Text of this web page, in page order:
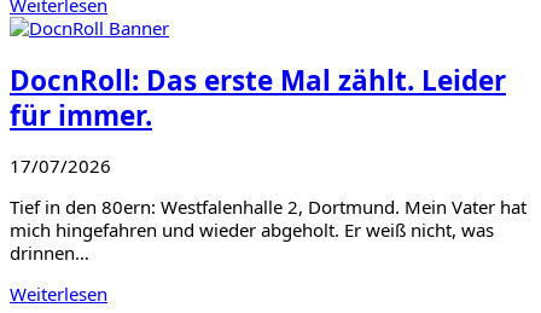
DocnRoll: Das erste Mal zählt. Leider
für immer.
17/07/2026
Tief in den 80ern: Westfalenhalle 2, Dortmund. Mein Vater hat
mich hingefahren und wieder abgeholt. Er weiß nicht, was
drinnen…
Weiterlesen